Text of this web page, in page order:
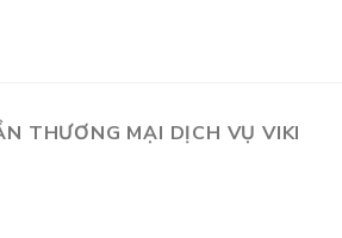
THƯƠNG MẠI DỊCH VỤ VIKI